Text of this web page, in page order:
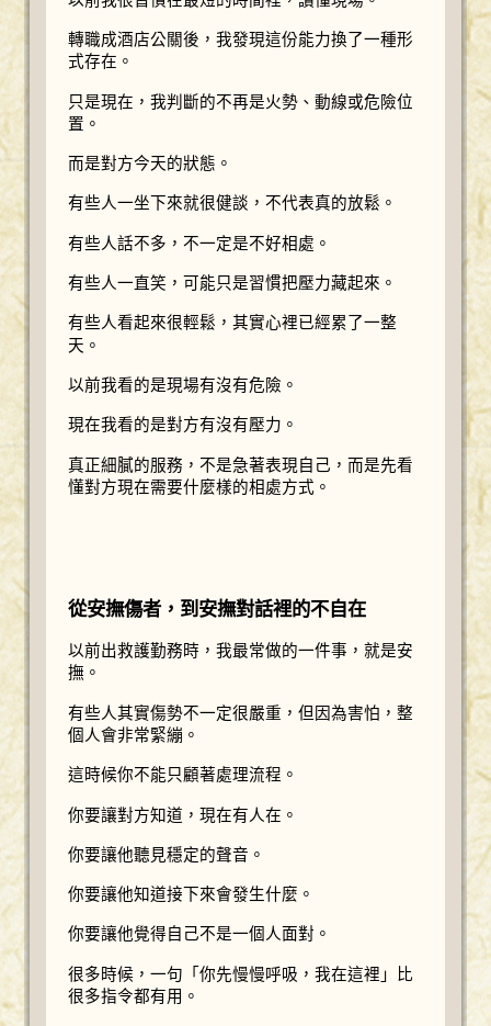
轉職成酒店公關後，我發現這份能力換了一種形
式存在。
只是現在，我判斷的不再是火勢、動線或危險位
置。
而是對方今天的狀態。
有些人一坐下來就很健談，不代表真的放鬆。
有些人話不多，不一定是不好相處。
有些人一直笑，可能只是習慣把壓力藏起來。
有些人看起來很輕鬆，其實心裡已經累了一整
天。
以前我看的是現場有沒有危險。
現在我看的是對方有沒有壓力。
真正細膩的服務，不是急著表現自己，而是先看
懂對方現在需要什麼樣的相處方式。
從安撫傷者，到安撫對話裡的不自在
以前出救護勤務時，我最常做的一件事，就是安
撫。
有些人其實傷勢不一定很嚴重，但因為害怕，整
個人會非常緊繃。
這時候你不能只顧著處理流程。
你要讓對方知道，現在有人在。
你要讓他聽見穩定的聲音。
你要讓他知道接下來會發生什麼。
你要讓他覺得自己不是一個人面對。
很多時候，一句「你先慢慢呼吸，我在這裡」比
很多指令都有用。